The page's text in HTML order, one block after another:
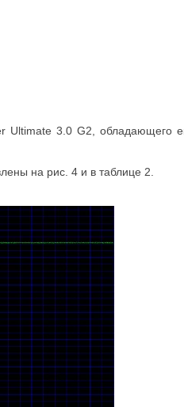
Ultimate 3.0 G2,
на рис. 4 и в таблице 2.